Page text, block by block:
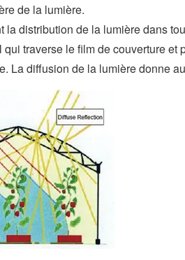
de la lumière.
la distribution de la lumière dans
traverse le film de couverture
La diffusion de la lumière donne